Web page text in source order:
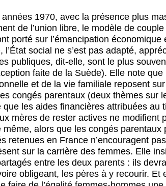
1970, avec la présence plus
de l’union libre, le modèle de
porté sur l’émancipation
l’État social ne s’est pas adapté,
publiques, dit-elle, sont le plus
faite de la Suède). Elle note
et de la vie familiale reposent
congés parentaux (deux thèmes sur
que les aides financières attribuées au
mères de rester actives ne modifient
même, alors que les congés
retenues en France n’encouragent
sur la carrière des femmes. Elle
entre les deux parents : ils
obligeant, les pères à y recourir.